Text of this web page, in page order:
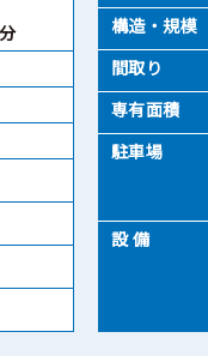
構造・規模
間取り
専有面積
駐車場
設 備